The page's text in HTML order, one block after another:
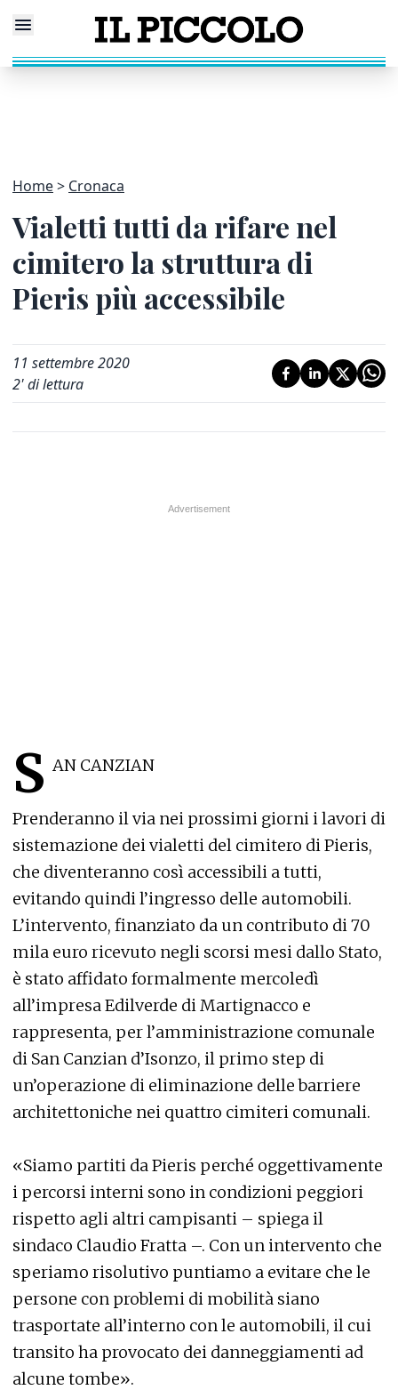
Home Cronaca
Vialetti tutti da rifare nel
cimitero la struttura di
Pieris più accessibile
11 settembre 2020
2' di lettura
S AN CANZIAN
Prenderanno il via nei prossimi giorni i lavori di
sistemazione dei vialetti del cimitero di Pieris,
che diventeranno così accessibili a tutti,
evitando quindi l’ingresso delle automobili.
L’intervento, finanziato da un contributo di 70
mila euro ricevuto negli scorsi mesi dallo Stato,
è stato affidato formalmente mercoledì
all’impresa Edilverde di Martignacco e
rappresenta, per l’amministrazione comunale
di San Canzian d’Isonzo, il primo step di
un’operazione di eliminazione delle barriere
architettoniche nei quattro cimiteri comunali.
«Siamo partiti da Pieris perché oggettivamente
i percorsi interni sono in condizioni peggiori
rispetto agli altri campisanti – spiega il
sindaco Claudio Fratta –. Con un intervento che
speriamo risolutivo puntiamo a evitare che le
persone con problemi di mobilità siano
trasportate all’interno con le automobili, il cui
transito ha provocato dei danneggiamenti ad
alcune tombe».